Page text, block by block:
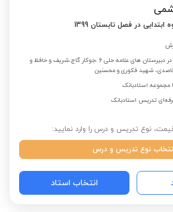
در فصل تابستان 1399
تدریس به مدت 16 سال در دبیرستان های علامه حلی 6 ،جوکار گاج،شریف و حافظ و
شهید فکوری و محسنین
تدریس استادبانک
نوع تدریس و درس را وارد نمایید:
نوع تدریس و درس
انتخاب استاد